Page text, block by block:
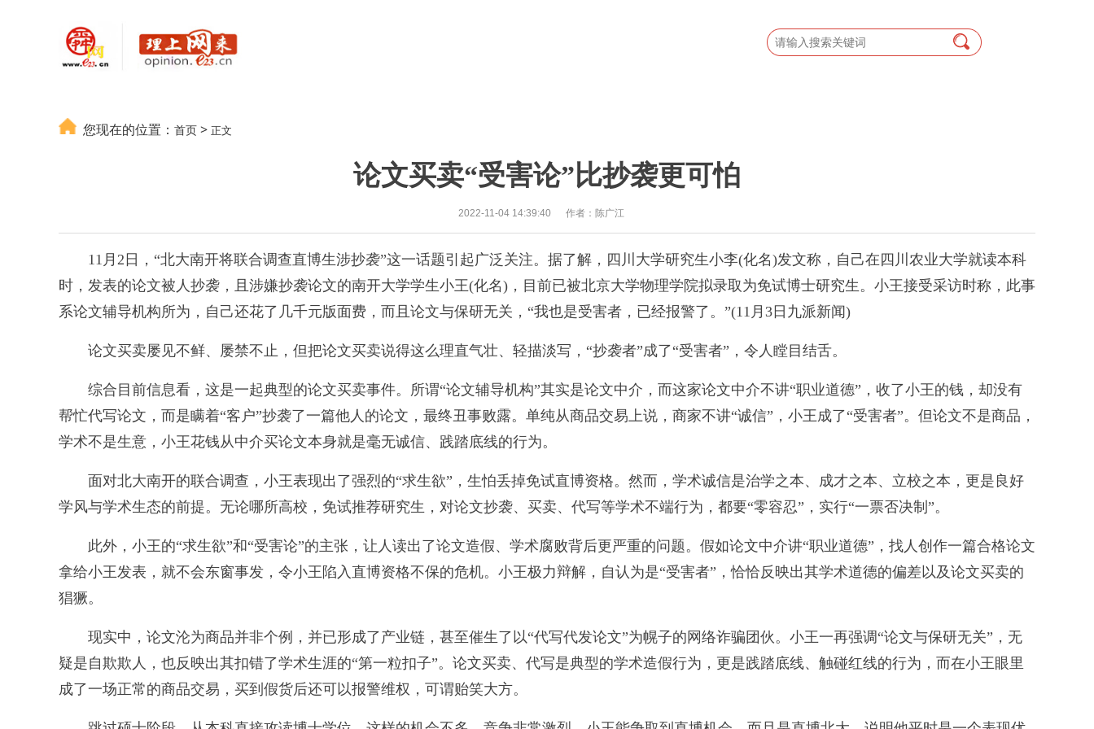
您现在的位置： 首页 > 正文
论文买卖“受害论”比抄袭更可怕
2022-11-04 14:39:40 作者：陈广江
11月2日，“北大南开将联合调查直博生涉抄袭”这一话题引起广泛关注。据了解，四川大学研究生小李(化名)发文称，自己在四川农业大学就读本科
时，发表的论文被人抄袭，且涉嫌抄袭论文的南开大学学生小王(化名)，目前已被北京大学物理学院拟录取为免试博士研究生。小王接受采访时称，此事
系论文辅导机构所为，自己还花了几千元版面费，而且论文与保研无关，“我也是受害者，已经报警了。”(11月3日九派新闻)
论文买卖屡见不鲜、屡禁不止，但把论文买卖说得这么理直气壮、轻描淡写，“抄袭者”成了“受害者”，令人瞠目结舌。
综合目前信息看，这是一起典型的论文买卖事件。所谓“论文辅导机构”其实是论文中介，而这家论文中介不讲“职业道德”，收了小王的钱，却没有
帮忙代写论文，而是瞒着“客户”抄袭了一篇他人的论文，最终丑事败露。单纯从商品交易上说，商家不讲“诚信”，小王成了“受害者”。但论文不是商品，
学术不是生意，小王花钱从中介买论文本身就是毫无诚信、践踏底线的行为。
面对北大南开的联合调查，小王表现出了强烈的“求生欲”，生怕丢掉免试直博资格。然而，学术诚信是治学之本、成才之本、立校之本，更是良好
学风与学术生态的前提。无论哪所高校，免试推荐研究生，对论文抄袭、买卖、代写等学术不端行为，都要“零容忍”，实行“一票否决制”。
此外，小王的“求生欲”和“受害论”的主张，让人读出了论文造假、学术腐败背后更严重的问题。假如论文中介讲“职业道德”，找人创作一篇合格论文
拿给小王发表，就不会东窗事发，令小王陷入直博资格不保的危机。小王极力辩解，自认为是“受害者”，恰恰反映出其学术道德的偏差以及论文买卖的
猖獗。
现实中，论文沦为商品并非个例，并已形成了产业链，甚至催生了以“代写代发论文”为幌子的网络诈骗团伙。小王一再强调“论文与保研无关”，无
疑是自欺欺人，也反映出其扣错了学术生涯的“第一粒扣子”。论文买卖、代写是典型的学术造假行为，更是践踏底线、触碰红线的行为，而在小王眼里
成了一场正常的商品交易，买到假货后还可以报警维权，可谓贻笑大方。